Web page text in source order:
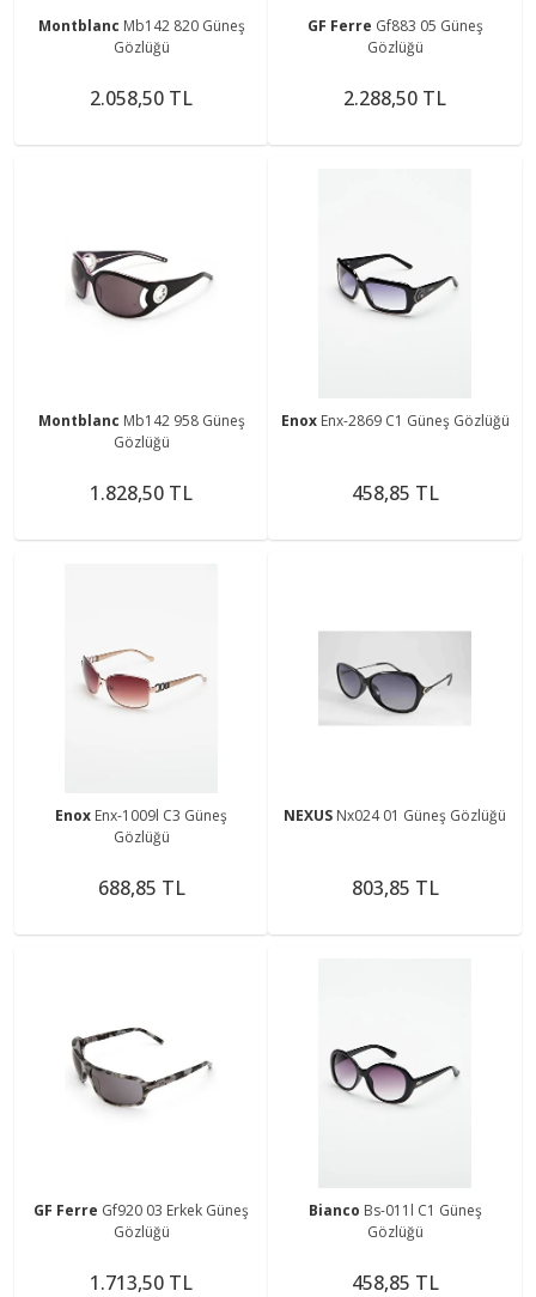
Montblanc Mb142 820 Güneş
Gözlüğü
2.058,50 TL
GF Ferre Gf883 05 Güneş
Gözlüğü
2.288,50 TL
Montblanc Mb142 958 Güneş
Gözlüğü
1.828,50 TL
Enox Enx-2869 C1 Güneş Gözlüğü
458,85 TL
Enox Enx-1009l C3 Güneş
Gözlüğü
688,85 TL
NEXUS Nx024 01 Güneş Gözlüğü
803,85 TL
GF Ferre Gf920 03 Erkek Güneş
Gözlüğü
1.713,50 TL
Bianco Bs-011l C1 Güneş
Gözlüğü
458,85 TL